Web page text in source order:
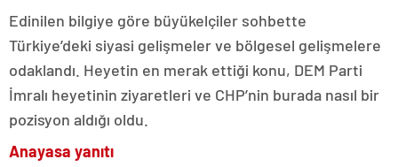
Edinilen bilgiye göre büyükelçiler sohbette
Türkiye’deki siyasi gelişmeler ve bölgesel gelişmelere
odaklandı. Heyetin en merak ettiği konu, DEM Parti
İmralı heyetinin ziyaretleri ve CHP’nin burada nasıl bir
pozisyon aldığı oldu.
Anayasa yanıtı